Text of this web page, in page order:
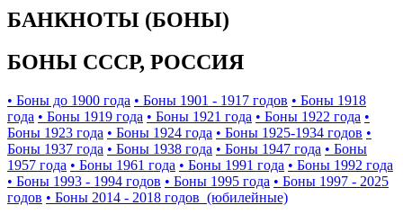
БАНКНОТЫ (БОНЫ)
БОНЫ СССР, РОССИЯ
• Боны до 1900 года • Боны 1901 - 1917 годов • Боны 1918
года • Боны 1919 года • Боны 1921 года • Боны 1922 года •
Боны 1923 года • Боны 1924 года • Боны 1925-1934 годов •
Боны 1937 года • Боны 1938 года • Боны 1947 года • Боны
1957 года • Боны 1961 года • Боны 1991 года • Боны 1992 года
• Боны 1993 - 1994 годов • Боны 1995 года • Боны 1997 - 2025
годов • Боны 2014 - 2018 годов (юбилейные)